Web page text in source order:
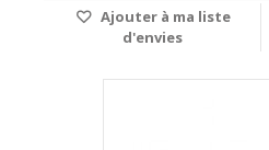
Ajouter à ma liste
d'envies